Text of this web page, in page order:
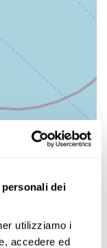
dei
utilizziamo i
accedere ed